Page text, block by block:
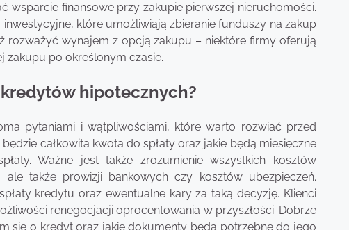
wsparcie finansowe przy zakupie pierwszej nieruchomości.
które umożliwiają zbieranie funduszy na zakup
rozważyć wynajem z opcją zakupu – niektóre firmy oferują
po określonym czasie.
hipotecznych?
pytaniami i wątpliwościami, które warto rozwiać przed
całkowita kwota do spłaty oraz jakie będą miesięczne
Ważne jest także zrozumienie wszystkich kosztów
także prowizji bankowych czy kosztów ubezpieczeń.
kredytu oraz ewentualne kary za taką decyzję. Klienci
renegocjacji oprocentowania w przyszłości. Dobrze
się o kredyt oraz jakie dokumenty będą potrzebne do jego